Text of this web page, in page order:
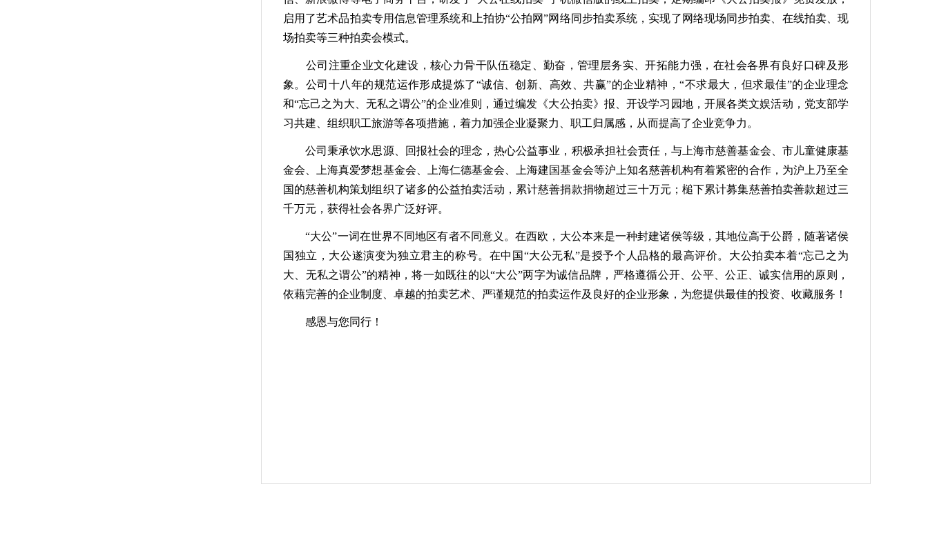
启用了艺术品拍卖专用信息管理系统和上拍协“公拍网”网络同步拍卖系统，实现了网络现场同步拍卖、在线拍卖、现
场拍卖等三种拍卖会模式。
公司注重企业文化建设，核心力骨干队伍稳定、勤奋，管理层务实、开拓能力强，在社会各界有良好口碑及形
象。公司十八年的规范运作形成提炼了“诚信、创新、高效、共赢”的企业精神，“不求最大，但求最佳”的企业理念
和“忘己之为大、无私之谓公”的企业准则，通过编发《大公拍卖》报、开设学习园地，开展各类文娱活动，党支部学
习共建、组织职工旅游等各项措施，着力加强企业凝聚力、职工归属感，从而提高了企业竞争力。
公司秉承饮水思源、回报社会的理念，热心公益事业，积极承担社会责任，与上海市慈善基金会、市儿童健康基
金会、上海真爱梦想基金会、上海仁德基金会、上海建国基金会等沪上知名慈善机构有着紧密的合作，为沪上乃至全
国的慈善机构策划组织了诸多的公益拍卖活动，累计慈善捐款捐物超过三十万元；槌下累计募集慈善拍卖善款超过三
千万元，获得社会各界广泛好评。
“大公”一词在世界不同地区有者不同意义。在西欧，大公本来是一种封建诸侯等级，其地位高于公爵，随著诸侯
国独立，大公遂演变为独立君主的称号。在中国“大公无私”是授予个人品格的最高评价。大公拍卖本着“忘己之为
大、无私之谓公”的精神，将一如既往的以“大公”两字为诚信品牌，严格遵循公开、公平、公正、诚实信用的原则，
依藉完善的企业制度、卓越的拍卖艺术、严谨规范的拍卖运作及良好的企业形象，为您提供最佳的投资、收藏服务！
感恩与您同行！